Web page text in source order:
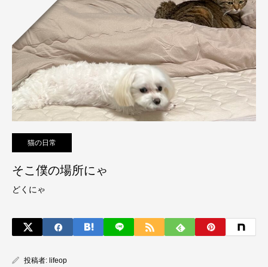
猫の日常
そこ僕の場所にゃ
どくにゃ
投稿者: lifeop